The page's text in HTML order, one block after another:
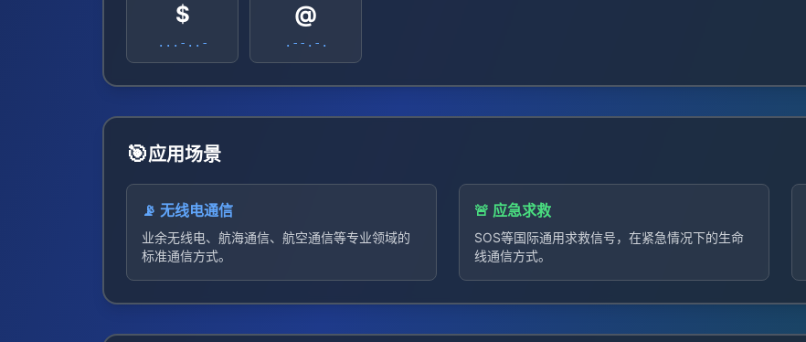
$
...-..-
@
.--.-.
🎯应用场景
📡 无线电通信
业余无线电、航海通信、航空通信等专业领域的
标准通信方式。
🚨 应急求救
SOS等国际通用求救信号，在紧急情况下的生命
线通信方式。